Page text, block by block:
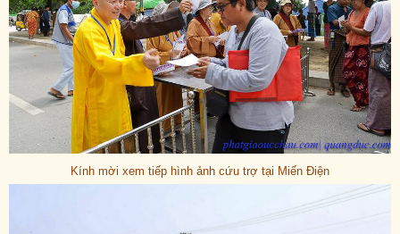
Kính mời xem tiếp hình ảnh cứu trợ tại Miến Điện